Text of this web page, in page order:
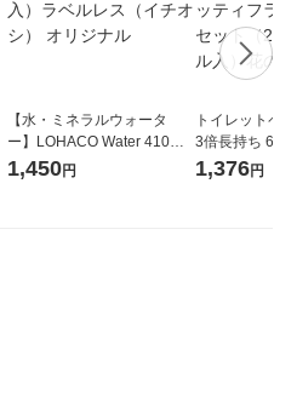
【水・ミネラルウォータ
ー】LOHACO Water 410ml
1箱（20本入）ラベルレス
1,450円
トイレットペ
3倍長持ち 6ロール
紙配合 スコッ
1,376円